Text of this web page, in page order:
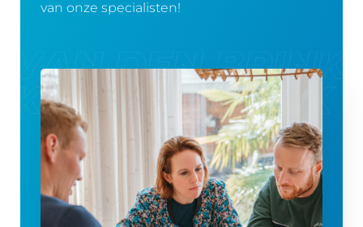
van onze specialisten!